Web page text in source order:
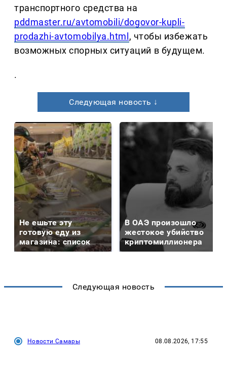
транспортного средства на
pddmaster.ru/avtomobili/dogovor-kupli-
prodazhi-avtomobilya.html , чтобы избежать
возможных спорных ситуаций в будущем.
.
Следующая новость ↓
Не ешьте эту
готовую еду из
магазина: список
В ОАЭ произошло
жестокое убийство
криптомиллионера
Следующая новость
Новости Самары 08.08.2026, 17:55